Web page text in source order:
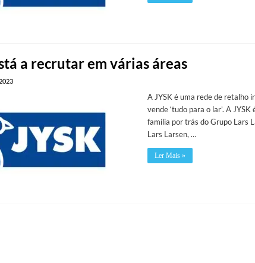
a recrutar em várias áreas
A JYSK é uma rede de retalho
vende ‘tudo para o lar’. A
família por trás do Grupo Lars
Lars Larsen, …
Ler Mais »